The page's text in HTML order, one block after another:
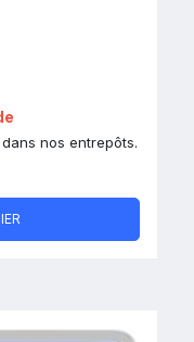
nos entrepôts.